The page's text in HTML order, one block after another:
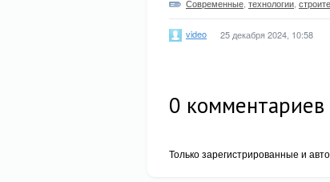
Современные технологии
video 25 декабря 2024, 10:58
0 комментариев
Только зарегистрированные и